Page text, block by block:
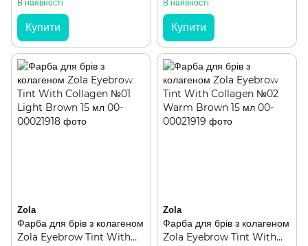
В наявності
Купити
В наявності
Купити
Zola
Фарба для брів з колагеном
Zola Eyebrow Tint With
Zola
Фарба для брів з колагеном
Zola Eyebrow Tint With